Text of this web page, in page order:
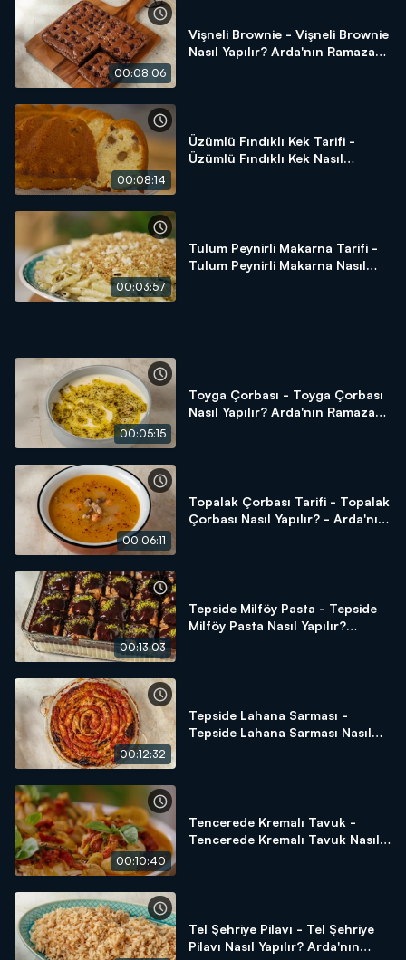
00:08:06
Vişneli Brownie - Vişneli Brownie
Nasıl Yapılır? Arda'nın Ramazan
00:08:14
Üzümlü Fındıklı Kek Tarifi -
Üzümlü Fındıklı Kek Nasıl
00:03:57
Tulum Peynirli Makarna Tarifi -
Tulum Peynirli Makarna Nasıl
00:05:15
Toyga Çorbası - Toyga Çorbası
Nasıl Yapılır? Arda'nın Ramazan
00:06:11
Topalak Çorbası Tarifi - Topalak
Çorbası Nasıl Yapılır? - Arda'nın
00:13:03
Tepside Milföy Pasta - Tepside
Milföy Pasta Nasıl Yapılır?
00:12:32
Tepside Lahana Sarması -
Tepside Lahana Sarması Nasıl
00:10:40
Tencerede Kremalı Tavuk -
Tencerede Kremalı Tavuk Nasıl
Tel Şehriye Pilavı - Tel Şehriye
Pilavı Nasıl Yapılır? Arda'nın